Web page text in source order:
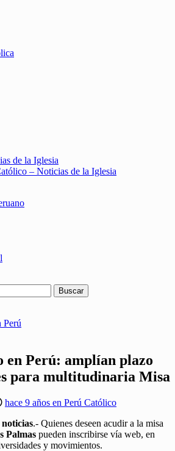
Perú
en Perú: amplían plazo
para multitudinaria Misa
hace 9 años en Perú Católico
.- Quienes deseen acudir a la misa
Palmas pueden inscribirse vía web, en
y movimientos.